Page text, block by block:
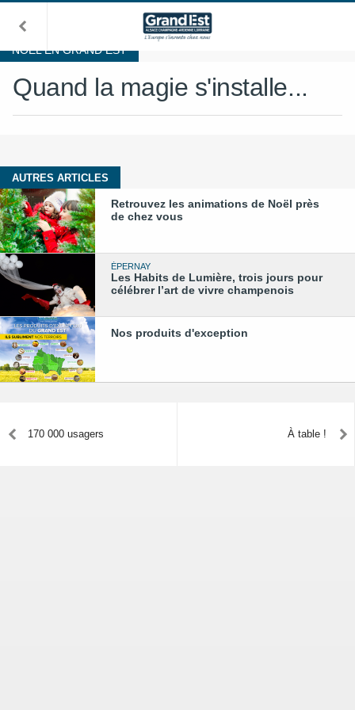
NOËL EN GRAND EST
Quand la magie s'installe...
AUTRES ARTICLES
Retrouvez les animations de Noël près
de chez vous
ÉPERNAY
Les Habits de Lumière, trois jours pour
célébrer l’art de vivre champenois
Nos produits d'exception
170 000 usagers À table !